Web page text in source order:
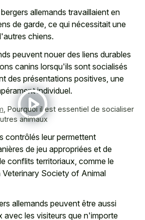
allemands travaillaient en
de garde, ce qui nécessitait une
chiens.
peuvent nouer des liens durables
canins lorsqu'ils sont socialisés
des présentations positives, une
individuel.
Pourquoi il est essentiel de socialiser
animaux
contrôlés leur permettent
de jeu appropriées et de
conflits territoriaux, comme le
Society of Animal
allemands peuvent être aussi
avec les visiteurs que n'importe